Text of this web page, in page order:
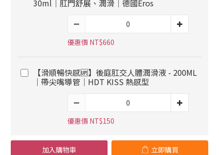
30ml｜肛門舒展、潤滑｜德國Eros
優惠價 NT$660
【滑順暢快感🆙】後庭肛交人體潤滑液 - 200ML
｜帶尖嘴導管｜HDT KISS 熱感型
優惠價 NT$150
加入購物車 立即購買